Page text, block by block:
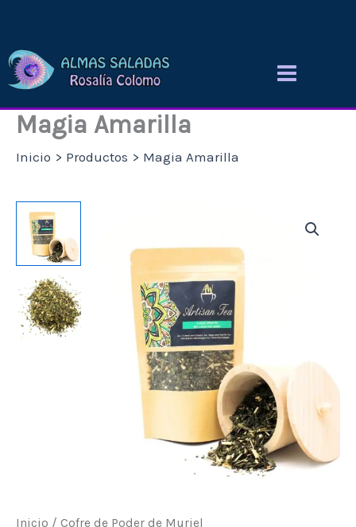
contenido
Magia Amarilla
Inicio Productos Magia Amarilla
Inicio / Cofre de Poder de Muriel
de
precios:
desde
8,97 €
hasta
55,95 €
Amarilla
cantidad